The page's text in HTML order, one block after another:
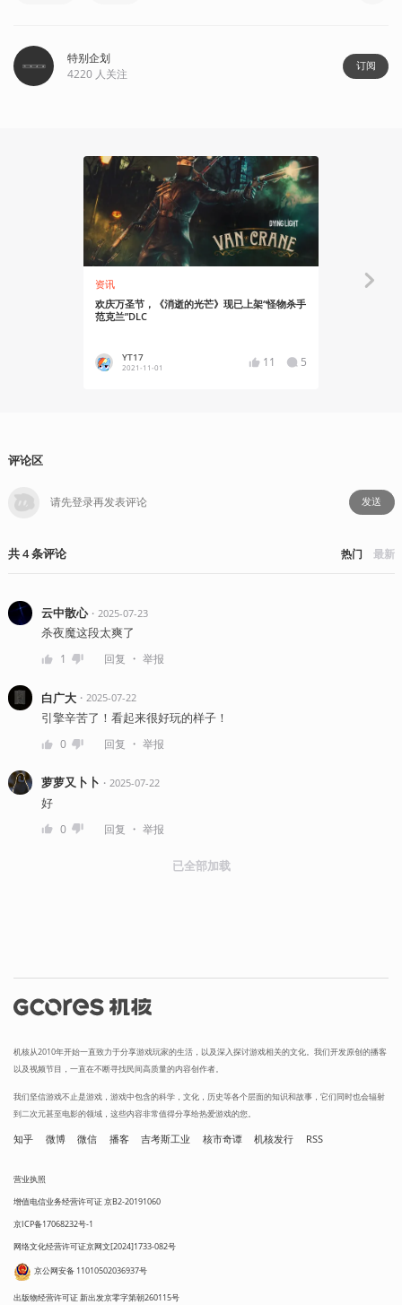
特别企划
4220 人关注
订阅
资讯
欢庆万圣节，《消逝的光芒》现已上架“怪物杀手
范克兰”DLC
YT17
2021-11-01 11 5
评论区
发送
共4条评论 热门 最新
云中散心・ 2025-07-23
杀夜魔这段太爽了
1 回复 ・ 举报
白广大・ 2025-07-22
引擎辛苦了！看起来很好玩的样子！
0 回复 ・ 举报
萝萝又卜卜 ・ 2025-07-22
好
0 回复 ・ 举报
已全部加载
机核从2010年开始一直致力于分享游戏玩家的生活，以及深入探讨游戏相关的文化。我们开发原创的播客
以及视频节目，一直在不断寻找民间高质量的内容创作者。
我们坚信游戏不止是游戏，游戏中包含的科学，文化，历史等各个层面的知识和故事，它们同时也会辐射
到二次元甚至电影的领域，这些内容非常值得分享给热爱游戏的您。
知乎 微博 微信 播客 吉考斯工业 核市奇谭 机核发行 RSS
营业执照
增值电信业务经营许可证 京B2-20191060
京ICP备17068232号-1
网络文化经营许可证京网文[2024]1733-082号
京公网安备 11010502036937号
出版物经营许可证 新出发京零字第朝260115号